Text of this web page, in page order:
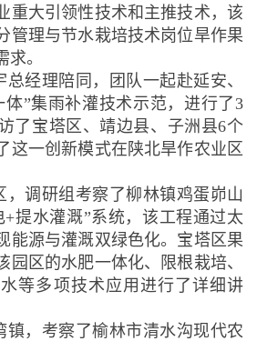
重大引领性技术和主推技术， 该
管理与节水栽培技术岗位旱作果
。
经理陪同，团队一起赴延安、
”集雨补灌技术示范，进行了3
了宝塔区、靖边县、子洲县6个
这一创新模式在陕北旱作农业区
，调研组考察了柳林镇鸡蛋峁山
提水灌溉”系统，该工程通过太
能源与灌溉双绿色化。宝塔区果
园区的水肥一体化、限根栽培、
等多项技术应用进行了详细讲
镇，考察了榆林市清水沟现代农